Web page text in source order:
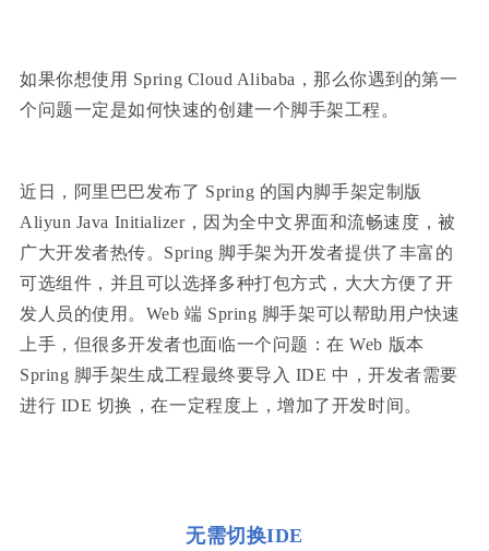
如果你想使用 Spring Cloud Alibaba，那么你遇到的第一
个问题一定是如何快速的创建一个脚手架工程。
近日，阿里巴巴发布了 Spring 的国内脚手架定制版
Aliyun Java Initializer，因为全中文界面和流畅速度，被
广大开发者热传。Spring 脚手架为开发者提供了丰富的
可选组件，并且可以选择多种打包方式，大大方便了开
发人员的使用。Web 端 Spring 脚手架可以帮助用户快速
上手，但很多开发者也面临一个问题：在 Web 版本
Spring 脚手架生成工程最终要导入 IDE 中，开发者需要
进行 IDE 切换，在一定程度上，增加了开发时间。
无需切换IDE